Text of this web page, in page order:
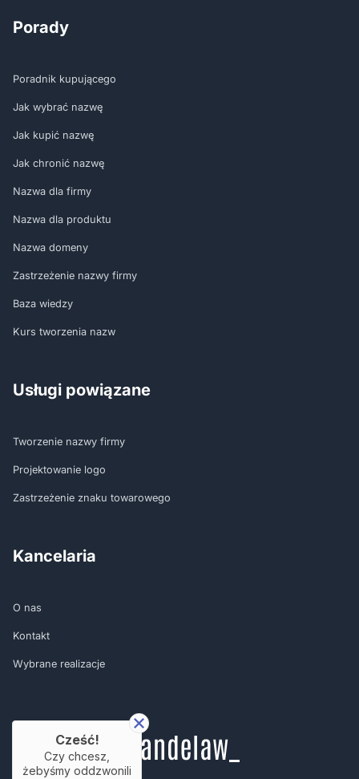
Porady
Poradnik kupującego
Jak wybrać nazwę
Jak kupić nazwę
Jak chronić nazwę
Nazwa dla firmy
Nazwa dla produktu
Nazwa domeny
Zastrzeżenie nazwy firmy
Baza wiedzy
Kurs tworzenia nazw
Usługi powiązane
Tworzenie nazwy firmy
Projektowanie logo
Zastrzeżenie znaku towarowego
Kancelaria
O nas
Kontakt
Wybrane realizacje
Cześć!
Czy chcesz,
żebyśmy oddzwonili